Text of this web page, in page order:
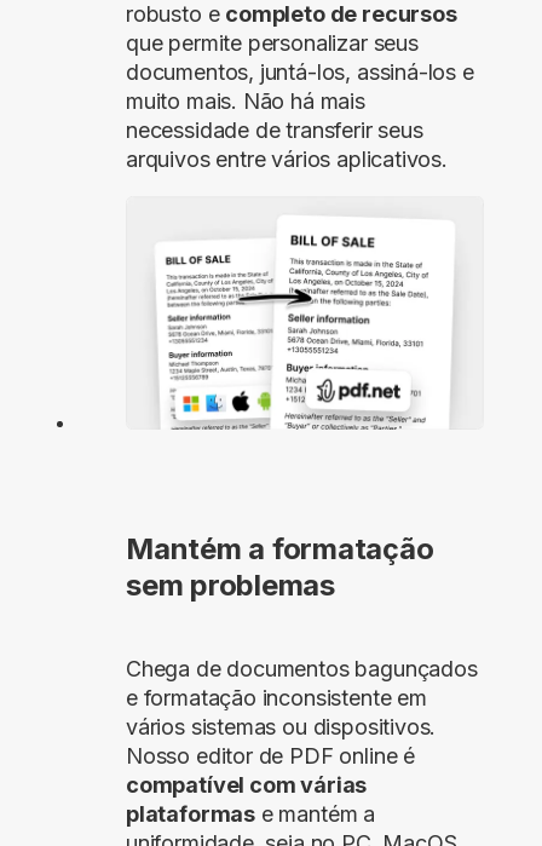
robusto e completo de recursos
que permite personalizar seus
documentos, juntá-los, assiná-los e
muito mais. Não há mais
necessidade de transferir seus
arquivos entre vários aplicativos.
Mantém a formatação
sem problemas
Chega de documentos bagunçados
e formatação inconsistente em
vários sistemas ou dispositivos.
Nosso editor de PDF online é
compatível com várias
plataformas e mantém a